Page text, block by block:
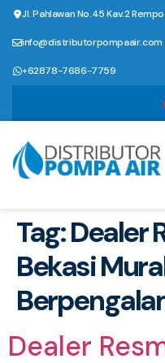
Jl. Pahlawan No.45 Kav.2
info@distributorpompaair.com
+62878-7686-7759
Tag:Dealer
Bekasi
Dealer